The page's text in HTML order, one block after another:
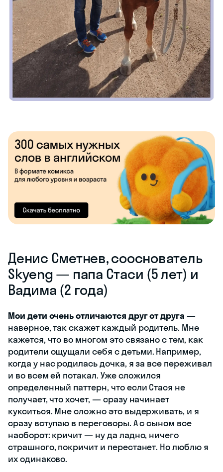
Денис Сметнев, сооснователь
Skyeng — папа Стаси (5 лет) и
Вадима (2 года)
Мои дети очень отличаются друг от друга —
наверное, так скажет каждый родитель. Мне
кажется, что во многом это связано с тем, как
родители ощущали себя с детьми. Например,
когда у нас родилась дочка, я за все переживал
и во всем ей потакал. Уже сложился
определенный паттерн, что если Стася не
получает, что хочет, — сразу начинает
кукситься. Мне сложно это выдерживать, и я
сразу вступаю в переговоры. А с сыном все
наоборот: кричит — ну да ладно, ничего
страшного, покричит и перестанет. Но люблю я
их одинаково.